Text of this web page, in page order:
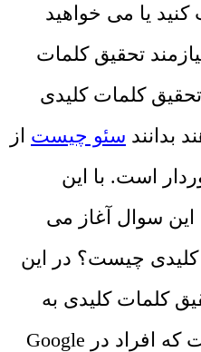
کنید یا می خواهید
تحقیق کلمات
کلمات کلیدی
بدانند سئو چیست از
است. با این
این سوال آغاز می
کلیدی چیست؟ در این
کلمات کلیدی به
معنای یافتن عباراتی است که افراد در Google